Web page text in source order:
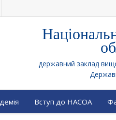
державний заклад
Вступ до НАСОА